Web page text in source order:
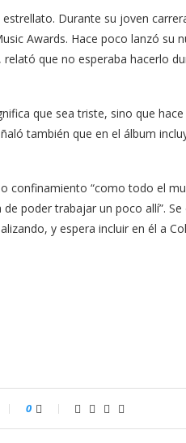
Durante su joven
Awards. Hace poco lanzó su
que no esperaba hacerlo
que sea triste, sino que
también que en el álbum
confinamiento “como todo el
poder trabajar un poco allí”.
y espera incluir en él a
0